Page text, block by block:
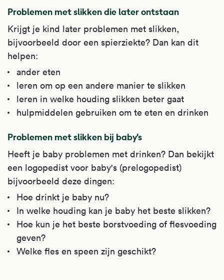
Problemen met slikken die later ontstaan
Krijgt je kind later problemen met slikken,
bijvoorbeeld door een spierziekte? Dan kan dit
helpen:
ander eten
leren om op een andere manier te slikken
leren in welke houding slikken beter gaat
hulpmiddelen gebruiken om te eten en drinken
Problemen met slikken bij baby's
Heeft je baby problemen met drinken? Dan bekijkt
een logopedist voor baby's (prelogopedist)
bijvoorbeeld deze dingen:
Hoe drinkt je baby nu?
In welke houding kan je baby het beste slikken?
Hoe kun je het beste borstvoeding of flesvoeding
geven?
Welke fles en speen zijn geschikt?